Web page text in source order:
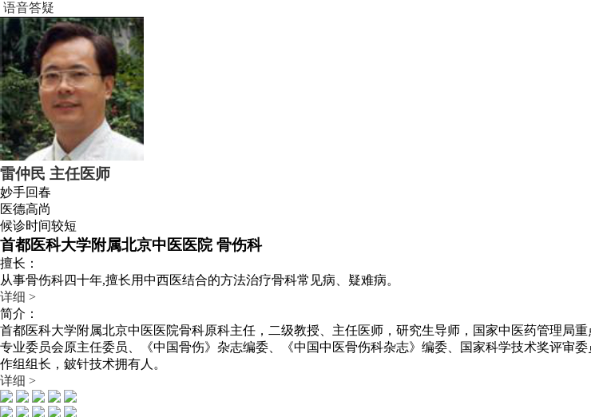
语音答疑
雷仲民 主任医师
妙手回春
医德高尚
候诊时间较短
首都医科大学附属北京中医医院 骨伤科
擅长：
从事骨伤科四十年,擅长用中西医结合的方法治疗骨科常见病、疑难病。
详细 >
简介：
首都医科大学附属北京中医医院骨科原科主任，二级教授、主任医师，研究生导师，国家中医药管理局
专业委员会原主任委员、《中国骨伤》杂志编委、《中国中医骨伤科杂志》编委、国家科学技术奖评审
作组组长，鈹针技术拥有人。
详细 >